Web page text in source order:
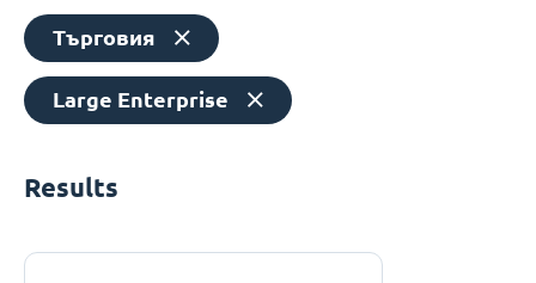
Търговия
Large Enterprise
Results